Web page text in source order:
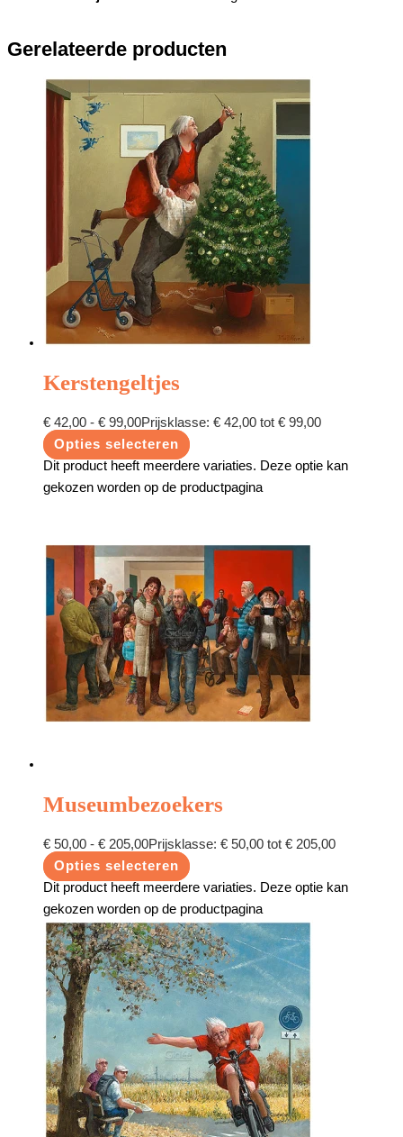
Gerelateerde producten
Kerstengeltjes
€ 42,00 - € 99,00Prijsklasse: € 42,00 tot € 99,00
Opties selecteren
Dit product heeft meerdere variaties. Deze optie kan
gekozen worden op de productpagina
Museumbezoekers
€ 50,00 - € 205,00Prijsklasse: € 50,00 tot € 205,00
Opties selecteren
Dit product heeft meerdere variaties. Deze optie kan
gekozen worden op de productpagina